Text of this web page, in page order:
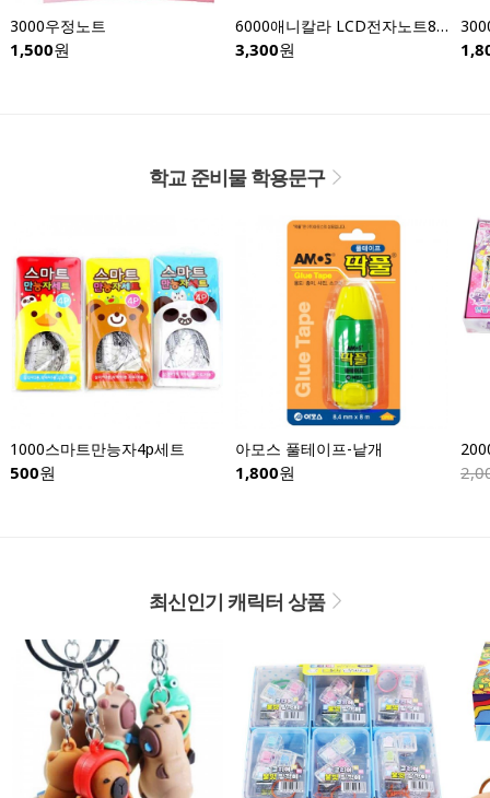
3000우정노트
1,500원
6000애니칼라 LCD전자노트8.5인치-낱개
3,300원
학교 준비물 학용문구
1000스마트만능자4p세트
500원
아모스 풀테이프-낱개
1,800원
최신인기 캐릭터 상품